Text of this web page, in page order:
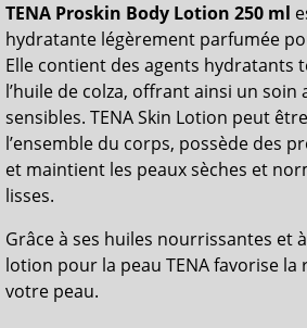
TENA Proskin Body Lotion 250 ml
hydratante légèrement parfumée
Elle contient des agents hydratants
l’huile de colza, offrant ainsi un soin
sensibles. TENA Skin Lotion peut
l’ensemble du corps, possède des
et maintient les peaux sèches et
lisses.
Grâce à ses huiles nourrissantes et
lotion pour la peau TENA favorise
votre peau.